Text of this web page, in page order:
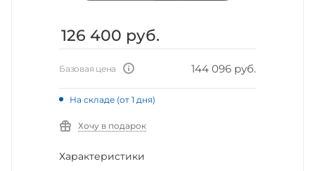
126 400 руб.
Базовая цена 144 096 руб.
На складе (от 1 дня)
Хочу в подарок
Характеристики